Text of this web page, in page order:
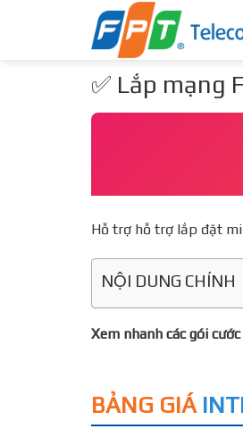
✅ Lắp mạng
Hỗ trợ hỗ trợ lắp đặt
NỘI DUNG CHÍNH
Xem nhanh các gói
BẢNG GIÁ